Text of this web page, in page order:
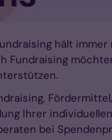
hält
Fundraising
Ihrer
bei